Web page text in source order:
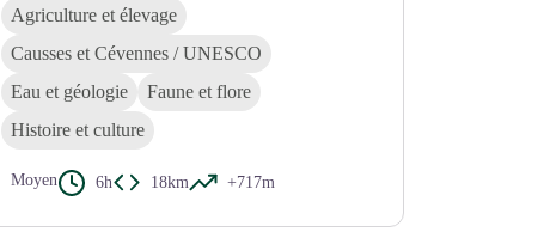
Agriculture et élevage
Causses et Cévennes / UNESCO
Eau et géologie
Faune et flore
Histoire et culture
Moyen 6h 18km +717m